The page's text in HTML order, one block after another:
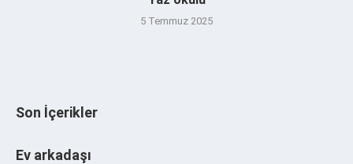
5 Temmuz 2025
Son İçerikler
Ev arkadaşı